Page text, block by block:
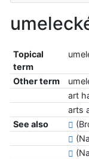
Topical
term
Other term
art
arts
See also